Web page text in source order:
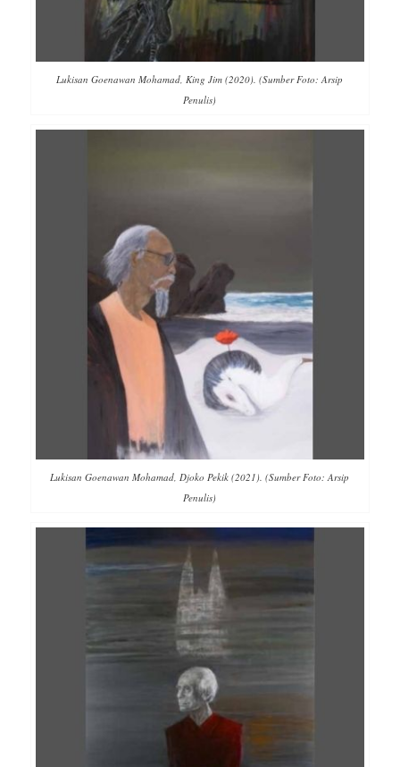
Lukisan Goenawan Mohamad, King Jim (2020). (Sumber Foto: Arsip
Penulis)
Lukisan Goenawan Mohamad, Djoko Pekik (2021). (Sumber Foto: Arsip
Penulis)